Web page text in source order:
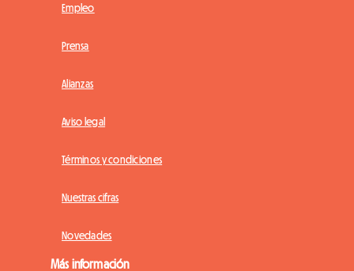
Empleo
Prensa
Alianzas
Aviso legal
Términos y condiciones
Nuestras cifras
Novedades
Más información